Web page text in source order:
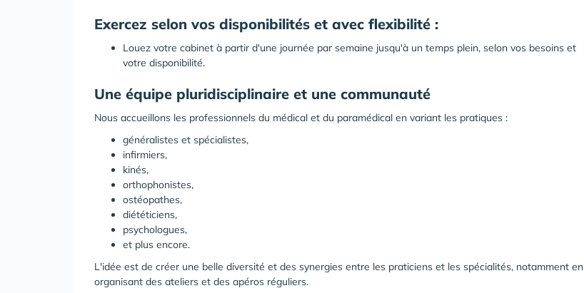
Exercez selon vos disponibilités et avec flexibilité :
Louez votre cabinet à partir d'une journée par semaine jusqu'à un temps plein, selon vos besoins et
votre disponibilité.
Une équipe pluridisciplinaire et une communauté
Nous accueillons les professionnels du médical et du paramédical en variant les pratiques :
généralistes et spécialistes,
infirmiers,
kinés,
orthophonistes,
ostéopathes,
diététiciens,
psychologues,
et plus encore.
L'idée est de créer une belle diversité et des synergies entre les praticiens et les spécialités, notamment en
organisant des ateliers et des apéros réguliers.